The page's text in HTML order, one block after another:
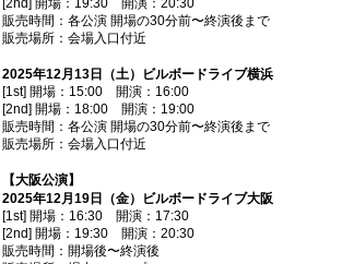
[2nd] 開場：19:30 開演：20:30
販売時間：各公演 開場の30分前〜終演後まで
販売場所：会場入口付近
2025年12月13日（土）ビルボードライブ横浜
[1st] 開場：15:00 開演：16:00
[2nd] 開場：18:00 開演：19:00
販売時間：各公演 開場の30分前〜終演後まで
販売場所：会場入口付近
【大阪公演】
2025年12月19日（金）ビルボードライブ大阪
[1st] 開場：16:30 開演：17:30
[2nd] 開場：19:30 開演：20:30
販売時間：開場後〜終演後